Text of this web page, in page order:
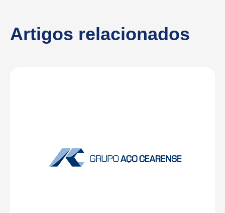
Artigos relacionados